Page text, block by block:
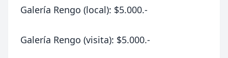
Galería Rengo (local): $5.000.-
Galería Rengo (visita): $5.000.-